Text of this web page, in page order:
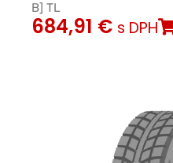
B] TL
684,91 € s DPH